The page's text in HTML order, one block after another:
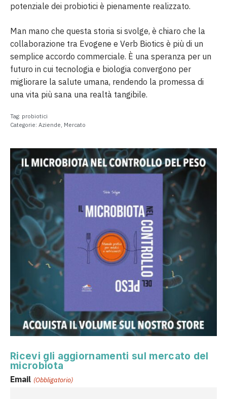
potenziale dei probiotici è pienamente realizzato.
Man mano che questa storia si svolge, è chiaro che la
collaborazione tra Evogene e Verb Biotics è più di un
semplice accordo commerciale. È una speranza per un
futuro in cui tecnologia e biologia convergono per
migliorare la salute umana, rendendo la promessa di
una vita più sana una realtà tangibile.
Tag: probiotici
Categorie: Aziende Mercato
Ricevi gli aggiornamenti sul mercato del
microbiota
Email (Obbligatorio)